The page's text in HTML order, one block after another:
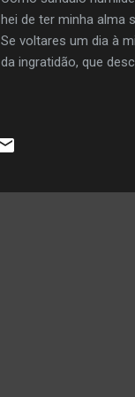
hei de ter minha alma
Se voltares um dia à
da ingratidão, que